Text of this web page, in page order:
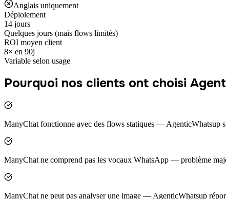
Anglais uniquement
Déploiement
14 jours
Quelques jours (mais flows limités)
ROI moyen client
8× en 90j
Variable selon usage
Pourquoi nos clients ont choisi
ManyChat fonctionne avec des flows statiques — AgenticWhatsup
ManyChat ne comprend pas les vocaux WhatsApp — problème
ManyChat ne peut pas analyser une image — AgenticWhatsup